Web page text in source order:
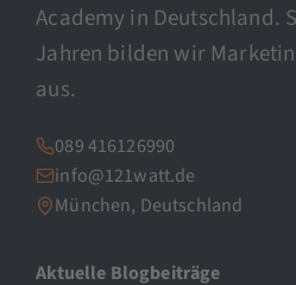
Academy in Deutschland.
Jahren bilden wir
aus.
089 416126990
info@121watt.de
München, Deutschland
Aktuelle Blogbeiträge